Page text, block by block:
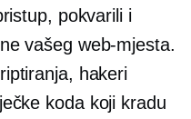
pokvarili i
vašeg web-mjesta.
hakeri
koda koji kradu